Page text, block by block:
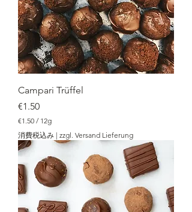
Campari Trüffel
価格
€1.50
€1.50 / 12g
€
1
.
0
／
1
2
g
消費税込み | zzgl. Versand Lieferung